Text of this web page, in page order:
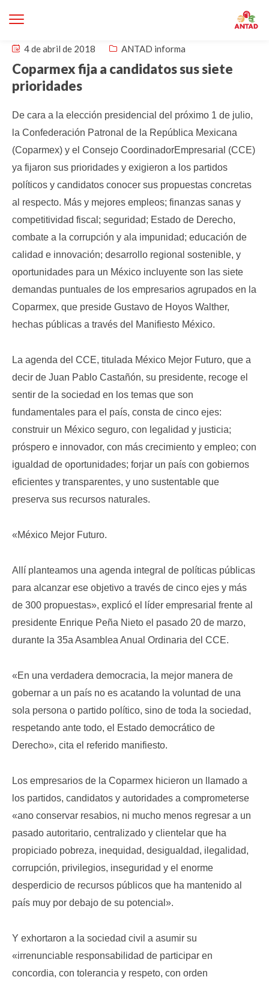
4 de abril de 2018 ANTAD informa
Coparmex fija a candidatos sus siete
prioridades
De cara a la elección presidencial del próximo 1 de julio,
la Confederación Patronal de la República Mexicana
(Coparmex) y el Consejo CoordinadorEmpresarial (CCE)
ya fijaron sus prioridades y exigieron a los partidos
políticos y candidatos conocer sus propuestas concretas
al respecto. Más y mejores empleos; finanzas sanas y
competitividad fiscal; seguridad; Estado de Derecho,
combate a la corrupción y ala impunidad; educación de
calidad e innovación; desarrollo regional sostenible, y
oportunidades para un México incluyente son las siete
demandas puntuales de los empresarios agrupados en la
Coparmex, que preside Gustavo de Hoyos Walther,
hechas públicas a través del Manifiesto México.
La agenda del CCE, titulada México Mejor Futuro, que a
decir de Juan Pablo Castañón, su presidente, recoge el
sentir de la sociedad en los temas que son
fundamentales para el país, consta de cinco ejes:
construir un México seguro, con legalidad y justicia;
próspero e innovador, con más crecimiento y empleo; con
igualdad de oportunidades; forjar un país con gobiernos
eficientes y transparentes, y uno sustentable que
preserva sus recursos naturales.
«México Mejor Futuro.
Allí planteamos una agenda integral de políticas públicas
para alcanzar ese objetivo a través de cinco ejes y más
de 300 propuestas», explicó el líder empresarial frente al
presidente Enrique Peña Nieto el pasado 20 de marzo,
durante la 35a Asamblea Anual Ordinaria del CCE.
«En una verdadera democracia, la mejor manera de
gobernar a un país no es acatando la voluntad de una
sola persona o partido político, sino de toda la sociedad,
respetando ante todo, el Estado democrático de
Derecho», cita el referido manifiesto.
Los empresarios de la Coparmex hicieron un llamado a
los partidos, candidatos y autoridades a comprometerse
«ano conservar resabios, ni mucho menos regresar a un
pasado autoritario, centralizado y clientelar que ha
propiciado pobreza, inequidad, desigualdad, ilegalidad,
corrupción, privilegios, inseguridad y el enorme
desperdicio de recursos públicos que ha mantenido al
país muy por debajo de su potencial».
Y exhortaron a la sociedad civil a asumir su
«irrenunciable responsabilidad de participar en
concordia, con tolerancia y respeto, con orden